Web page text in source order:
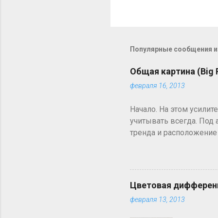
а
и
т
ь
о
м
е
и
Популярные сообщения
Общая картина (Big
февраля 16, 2013
Начало. На этом
учитывать всегда. Под
тренда и
рассматриваться 60
входа будет
Если для входа
графике и т.д. Но в
Цветовая
февраля 13, 2013